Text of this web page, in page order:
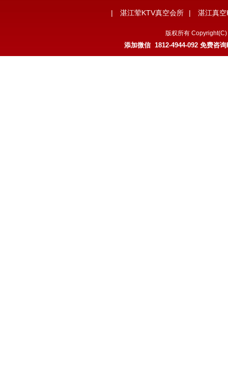
| 湛江荤KTV真空会所 | 湛江真
版权所有
添加微信 1812-4944-092 免费咨